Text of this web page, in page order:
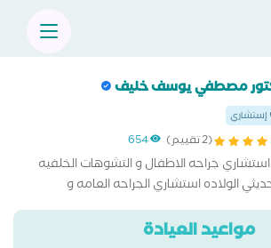
مصطفي يوسف خليف
إستشاري
(2 تقييم) 654
استشاري جراحه الاطفال و التشوهات الخلفيه
الولاده استشاري الجراحه العامه و
مواعيد العيادة